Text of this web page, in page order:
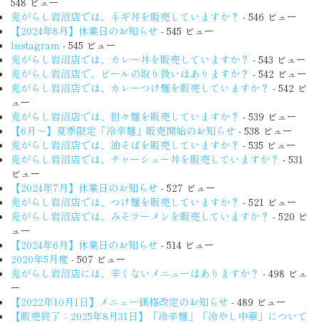
鬼がらし岩沼店では、ネギ丼を販売していますか？ - 546 ビュー
【2024年8月】休業日のお知らせ - 545 ビュー
Instagram - 545 ビュー
鬼がらし岩沼店では、カレー丼を販売していますか？ - 543 ビュー
鬼がらし岩沼店で、ビールの取り扱いはありますか？ - 542 ビュー
鬼がらし岩沼店では、カレーつけ麺を販売していますか？ - 542 ビ
ュー
鬼がらし岩沼店では、担々麺を販売していますか？ - 539 ビュー
【6月〜】夏季限定「冷辛麺」販売開始のお知らせ - 538 ビュー
鬼がらし岩沼店では、油そばを販売していますか？ - 535 ビュー
鬼がらし岩沼店では、チャーシュー丼を販売していますか？ - 531
ビュー
【2024年7月】休業日のお知らせ - 527 ビュー
鬼がらし岩沼店では、つけ麺を販売していますか？ - 521 ビュー
鬼がらし岩沼店では、みそラーメンを販売していますか？ - 520 ビ
ュー
【2024年6月】休業日のお知らせ - 514 ビュー
2020年5月度 - 507 ビュー
鬼がらし岩沼店には、辛くないメニューはありますか？ - 498 ビュ
ー
【2022年10月1日】メニュー価格改定のお知らせ - 489 ビュー
【販売終了：2025年8月31日】「冷辛麺」「冷やし中華」について